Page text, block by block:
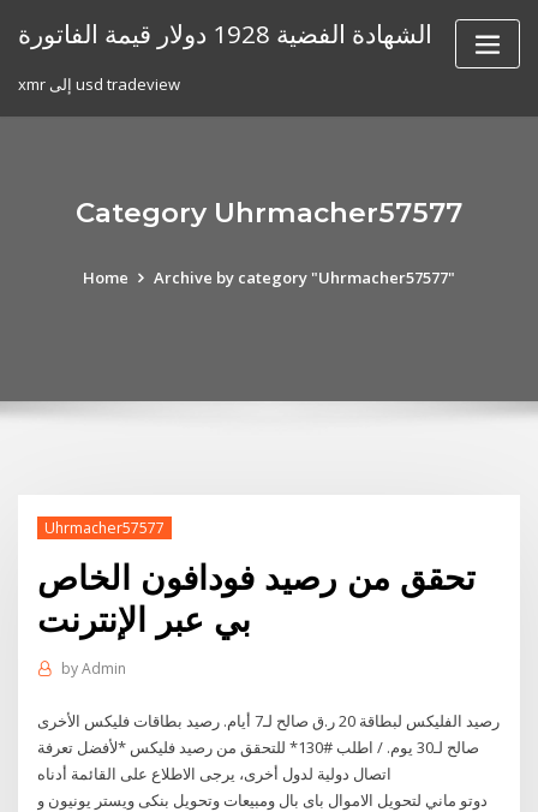
الشهادة الفضية 1928 دولار قيمة الفاتورة
xmr إلى usd tradeview
Category Uhrmacher57577
Home Archive by category "Uhrmacher57577"
Uhrmacher57577
تحقق من رصيد فودافون الخاص
بي عبر الإنترنت
byAdmin
رصيد الفليكس لبطاقة 20 ر.ق صالح لـ7 أيام. رصيد بطاقات فليكس الأخرى
صالح لـ30 يوم. / اطلب #130* للتحقق من رصيد فليكس *لأفضل تعرفة
اتصال دولية لدول أخرى، يرجى الاطلاع على القائمة أدناه
دوتو ماني لتحويل الاموال باى بال ومبيعات وتحويل بنكى ويستر يونيون و